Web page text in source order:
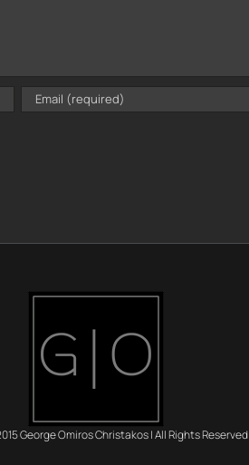
George Omiros Christakos | All Rights Reserved